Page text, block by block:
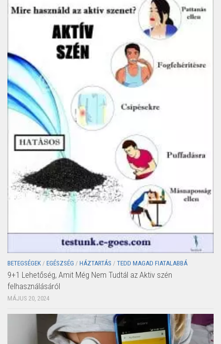
BETEGSÉGEK / EGÉSZSÉG / HÁZTARTÁS / TEDD MAGAD FIATALABBÁ
9+1 Lehetőség, Amit Még Nem Tudtál az Aktiv szén
felhasználásáról
MÁJUS 20, 2024